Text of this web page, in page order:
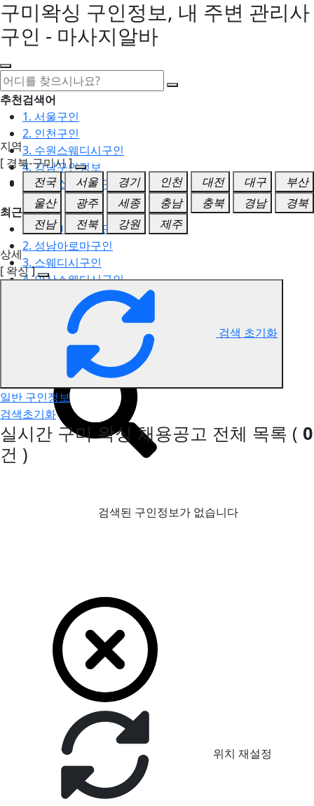
구미왁싱 구인정보, 내 주변 관리사
구인 - 마사지알바
추천검색어
1. 서울구인
2. 인천구인
3. 수원스웨디시구인
4. 강남구인정보
5. 동탄스웨디시구인
최근검색어
1. 일산마사지구인
2. 성남아로마구인
3. 스웨디시구인
4. 안산스웨디시구인
5. 아로마구인
구미 왁싱 구인정보
지역
[ 경북-구미시 ]
전국
서울 경기 인천 대전 대구
부산
울산
광주 세종 충남 충북 경남
경북
전남
전북 강원
제주
상세
[ 왁싱 ]
검색 초기화
일반 구인정보
검색초기화
실시간 구미 왁싱 채용공고 전체 목록 ( 0
건 )
검색된 구인정보가 없습니다
위치 재설정